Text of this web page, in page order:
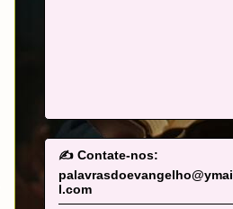
✍️ Contate-nos:
palavrasdoevangelho@ymai
l.com